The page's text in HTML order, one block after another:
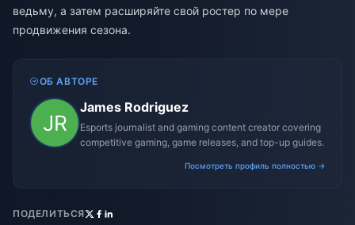
ведьму, а затем расширяйте свой ростер по мере
продвижения сезона.
ОБ АВТОРЕ
James Rodriguez
Esports journalist and gaming content creator covering
competitive gaming, game releases, and top-up guides.
Посмотреть профиль полностью →
ПОДЕЛИТЬСЯ